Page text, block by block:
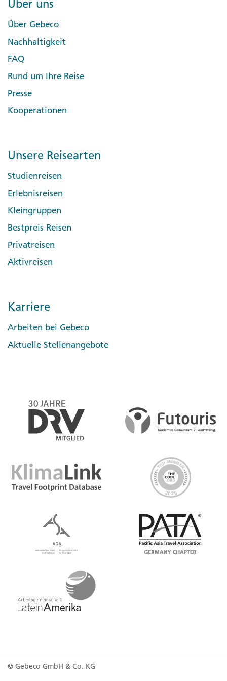
Über uns
Über Gebeco
Nachhaltigkeit
FAQ
Rund um Ihre Reise
Presse
Kooperationen
Unsere Reisearten
Studienreisen
Erlebnisreisen
Kleingruppen
Bestpreis Reisen
Privatreisen
Aktivreisen
Karriere
Arbeiten bei Gebeco
Aktuelle Stellenangebote
© Gebeco GmbH & Co. KG